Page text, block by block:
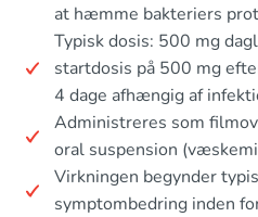
at hæmme bakteriers
Typisk dosis: 500 mg
startdosis på 500 mg
4 dage afhængig af
Administreres som
oral suspension
Virkningen begynder
symptombedring inden